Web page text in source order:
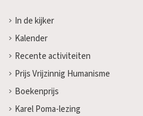
In de kijker
Kalender
Recente activiteiten
Prijs Vrijzinnig Humanisme
Boekenprijs
Karel Poma-lezing